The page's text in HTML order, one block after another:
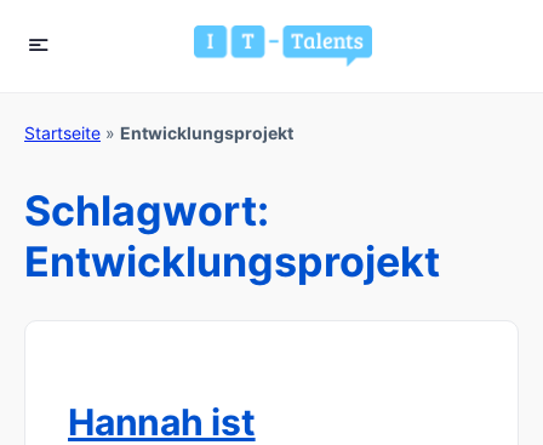
Startseite » Entwicklungsprojekt
Schlagwort:
Entwicklungsprojekt
Hannah ist